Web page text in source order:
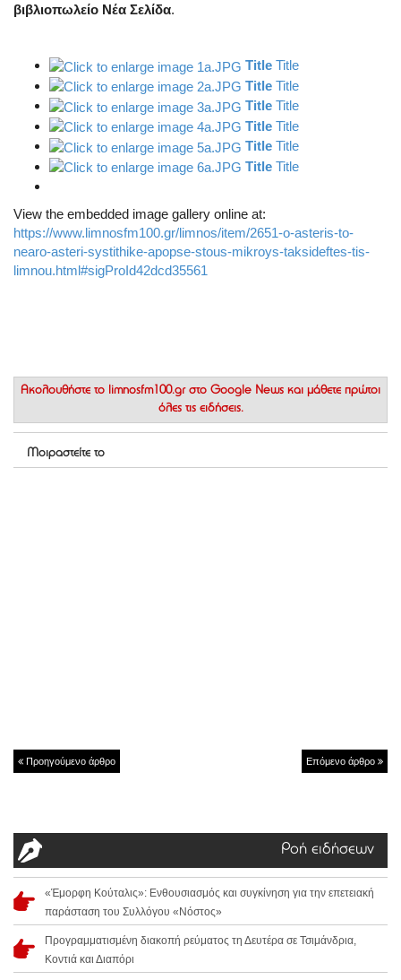
βιβλιοπωλείο Νέα Σελίδα.
Title Title
Title Title
Title Title
Title Title
Title Title
Title Title
View the embedded image gallery online at:
https://www.limnosfm100.gr/limnos/item/2651-o-asteris-to-
nearo-asteri-systithike-apopse-stous-mikroys-taksideftes-tis-
limnou.html#sigProId42dcd35561
Ακολουθήστε το limnosfm100.gr στο Google News και μάθετε πρώτοι
όλες τις ειδήσεις.
Μοιραστείτε το
Προηγούμενο άρθρο Επόμενο άρθρο
Ροή ειδήσεων
«Έμορφη Κούταλις»: Ενθουσιασμός και συγκίνηση για την επετειακή
παράσταση του Συλλόγου «Νόστος»
Προγραμματισμένη διακοπή ρεύματος τη Δευτέρα σε Τσιμάνδρια,
Κοντιά και Διαπόρι